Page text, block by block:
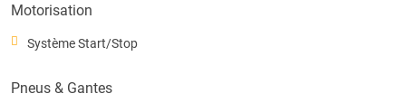
Motorisation
Système Start/Stop
Pneus & Gantes